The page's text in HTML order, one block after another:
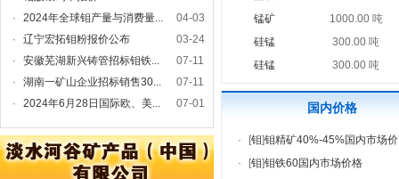
·
2024年全球钼产量与消费量...
04-03
·
辽宁宏拓钼粉报价公布
03-24
·
安徽芜湖新兴铸管招标钼铁...
07-11
·
湖南一矿山企业招标销售30...
07-11
·
2024年6月28日国际欧、美... 07-01
锰矿
1000.00 吨
硅锰
300.00 吨
硅锰
300.00 吨
国内价格
· [钼]钼精矿40%-45%国内市场价
·
[钼]钼铁60国内市场价格